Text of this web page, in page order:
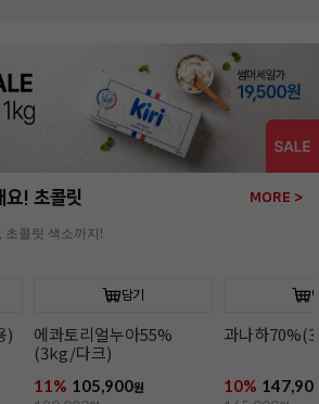
요! 초콜릿 MORE >
초콜릿 색소까지!